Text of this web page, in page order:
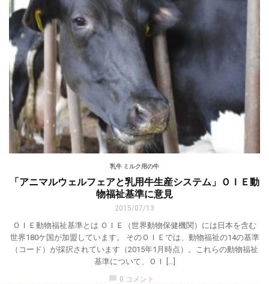
乳牛 ミルク用の牛
「アニマルウェルフェアと乳用牛生産システム」ＯＩＥ動
物福祉基準に意見
2015/07/13
ＯＩＥ動物福祉基準とは ＯＩＥ（世界動物保健機関）には日本を含む
世界180ケ国が加盟しています。 そのＯＩＥでは、動物福祉の14の基準
（コード）が採択されています（2015年1月時点）。これらの動物福祉
基準について、ＯＩ […]
0 コメント